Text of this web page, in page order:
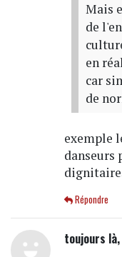
Mais
de
en
car
de
exemple
danseurs
Répondre
toujours là,